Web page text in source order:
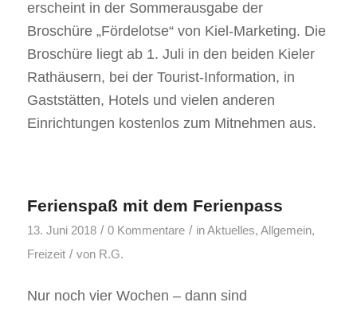
erscheint in der Sommerausgabe der
Broschüre „Fördelotse“ von Kiel-Marketing. Die
Broschüre liegt ab 1. Juli in den beiden Kieler
Rathäusern, bei der Tourist-Information, in
Gaststätten, Hotels und vielen anderen
Einrichtungen kostenlos zum Mitnehmen aus.
Ferienspaß mit dem Ferienpass
13. Juni 2018 / 0 Kommentare / inAktuelles, Allgemein,
Freizeit / von R.G.
Nur noch vier Wochen – dann sind